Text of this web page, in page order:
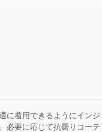
に着用できるようにイン
必要に応じて抗曇りコー